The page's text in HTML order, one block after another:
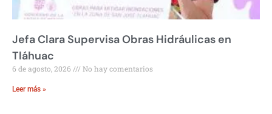
Jefa Clara Supervisa Obras Hidráulicas en
Tláhuac
6 de agosto, 2026 No hay comentarios
Leer más »